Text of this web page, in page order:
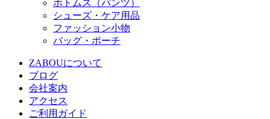
ボトムス（パンツ）
シューズ・ケア用品
ファッション小物
バッグ・ポーチ
ZABOUについて
ブログ
会社案内
アクセス
ご利用ガイド